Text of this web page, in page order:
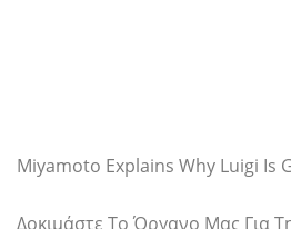
Miyamoto Explains Why Luigi Is
Δοκιμάστε Το Όργανο Μας Για